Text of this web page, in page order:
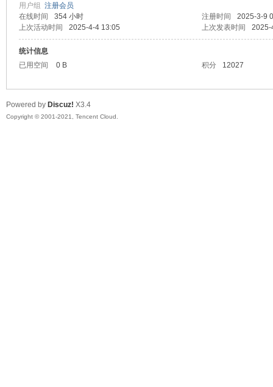
窝
用户组 注册会员
在线时间
354 小时 注册时间
2025-3-9
上次活动时间
2025-4-4 13:05 上次发表时间 2025-
统计信息
已用空间
0 B 积分 12027
Powered by Discuz! X3.4
Copyright © 2001-2021, Tencent Cloud.